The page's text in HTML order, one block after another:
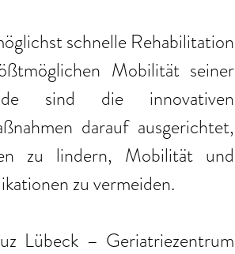
schnelle Rehabilitation
Mobilität seiner
sind die innovativen
darauf ausgerichtet,
zu lindern, Mobilität und
zu vermeiden.
Lübeck – Geriatriezentrum